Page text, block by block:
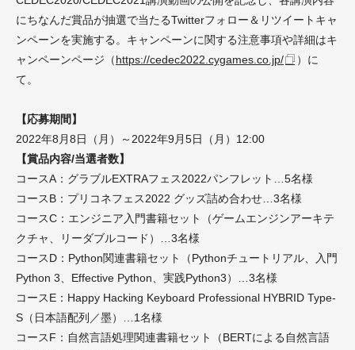
にちなんだ賞品が抽選で当たるTwitterフォロー＆リツイートキャ
ンペーンを実施する。キャンペーンに関する注意事項や詳細はキ
ャンペーンページ（https://cedec2022.cygames.co.jp/
）に
て。
【応募期間】
2022年8月8日（月）～2022年9月5日（月）12:00
【賞品内容/当選者数】
コースA：グラブルEXTRAフェス2022パンフレット…5名様
コースB：プリコネフェス2022 グッズ詰め合わせ…3名様
コースC：エンジニア入門書籍セット（ゲームエンジンアーキテ
クチャ、リーダブルコード）…3名様
コースD：Python関連書籍セット（Pythonチュートリアル、入門
Python 3、Effective Python、実践Python3）…3名様
コースE：Happy Hacking Keyboard Professional HYBRID Type-
S（日本語配列／墨）…1名様
コースF：自然言語処理関連書籍セット（BERTによる自然言語